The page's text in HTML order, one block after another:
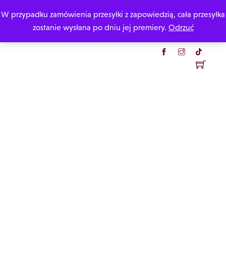
to
W przypadku zamówienia przesyłki z zapowiedzią, cała przesyłka
zostanie wysłana po dniu jej premiery. Odrzuć
Katarzyna Rzepecka
Menu